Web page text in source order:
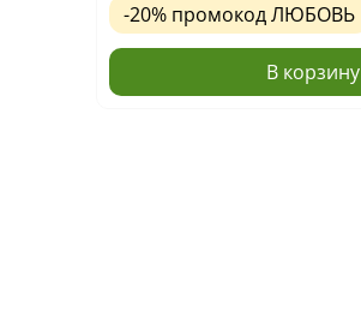
-20% промокод ЛЮБОВЬ
В корзину